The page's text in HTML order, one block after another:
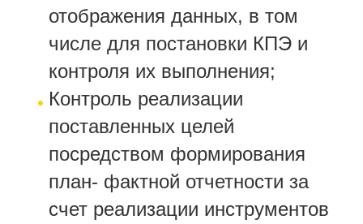
отображения данных, в том
числе для постановки КПЭ и
контроля их выполнения;
Контроль реализации
поставленных целей
посредством формирования
план- фактной отчетности за
счет реализации инструментов